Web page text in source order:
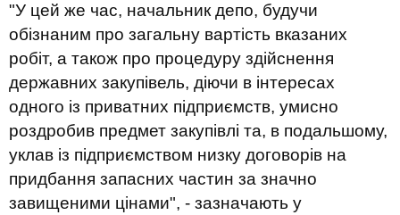
"У цей же час, начальник депо, будучи
обізнаним про загальну вартість вказаних
робіт, а також про процедуру здійснення
державних закупівель, діючи в інтересах
одного із приватних підприємств, умисно
роздробив предмет закупівлі та, в подальшому,
уклав із підприємством низку договорів на
придбання запасних частин за значно
завищеними цінами", - зазначають у